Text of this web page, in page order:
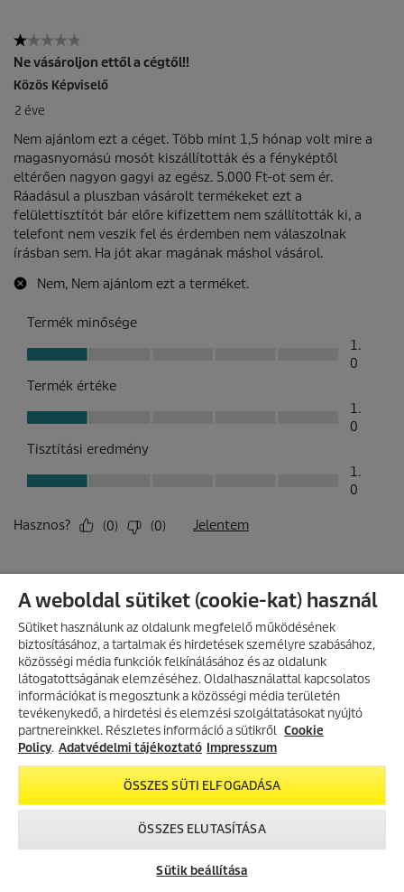
AKCIÓS TERMÉKEK
Fedezd fel folyamatosan frissülő
akciós kínálatunkat, és találd meg
a legjobb ajánlatokat.
AKCIÓK MEGTEKINTÉSE
A weboldal sütiket (cookie-kat) használ
Sütiket használunk az oldalunk megfelelő működésének
biztosításához, a tartalmak és hirdetések személyre szabásához,
közösségi média funkciók felkínálásához és az oldalunk
látogatottságának elemzéséhez. Oldalhasználattal kapcsolatos
információkat is megosztunk a közösségi média területén
tevékenykedő, a hirdetési és elemzési szolgáltatásokat nyújtó
partnereinkkel. Részletes információ a sütikről Cookie
Policy. Adatvédelmi tájékoztató Impresszum
ÖSSZES SÜTI ELFOGADÁSA
ÖSSZES ELUTASÍTÁSA
Sütik beállítása